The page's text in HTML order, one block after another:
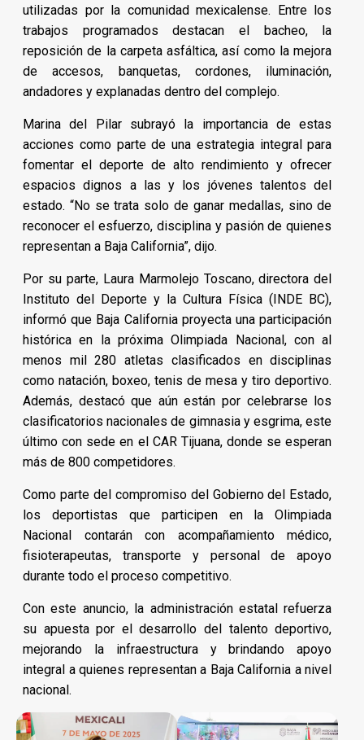
utilizadas por la comunidad mexicalense. Entre los
trabajos programados destacan el bacheo, la
reposición de la carpeta asfáltica, así como la mejora
de accesos, banquetas, cordones, iluminación,
andadores y explanadas dentro del complejo.
Marina del Pilar subrayó la importancia de estas
acciones como parte de una estrategia integral para
fomentar el deporte de alto rendimiento y ofrecer
espacios dignos a las y los jóvenes talentos del
estado. “No se trata solo de ganar medallas, sino de
reconocer el esfuerzo, disciplina y pasión de quienes
representan a Baja California”, dijo.
Por su parte, Laura Marmolejo Toscano, directora del
Instituto del Deporte y la Cultura Física (INDE BC),
informó que Baja California proyecta una participación
histórica en la próxima Olimpiada Nacional, con al
menos mil 280 atletas clasificados en disciplinas
como natación, boxeo, tenis de mesa y tiro deportivo.
Además, destacó que aún están por celebrarse los
clasificatorios nacionales de gimnasia y esgrima, este
último con sede en el CAR Tijuana, donde se esperan
más de 800 competidores.
Como parte del compromiso del Gobierno del Estado,
los deportistas que participen en la Olimpiada
Nacional contarán con acompañamiento médico,
fisioterapeutas, transporte y personal de apoyo
durante todo el proceso competitivo.
Con este anuncio, la administración estatal refuerza
su apuesta por el desarrollo del talento deportivo,
mejorando la infraestructura y brindando apoyo
integral a quienes representan a Baja California a nivel
nacional.